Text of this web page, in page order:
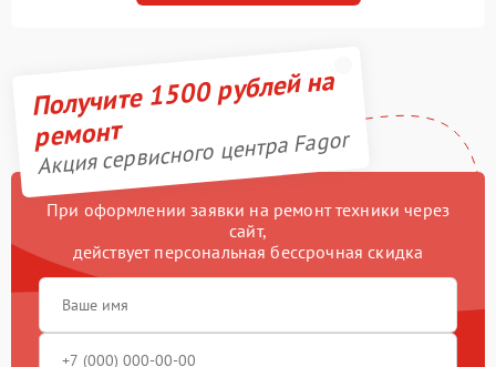
Получите 1500 рублей на
ремонт
Акция сервисного центра Fagor
При оформлении заявки на ремонт техники через
сайт,
действует персональная бессрочная скидка